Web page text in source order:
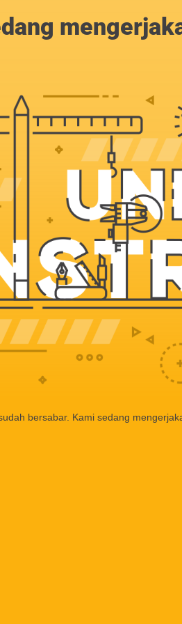
bersabar. Kami sedang